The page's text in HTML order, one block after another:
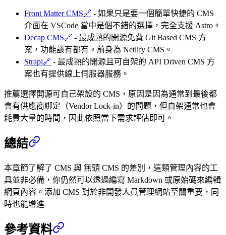
Front Matter CMS🔗 - 如果只是要一個簡單快捷的 CMS
介面在 VSCode 當中是個不錯的選擇，完全支援 Astro。
Decap CMS🔗 - 最成熟的開源免費 Git Based CMS 方
案，功能該有都有。前身為 Netlify CMS。
Strapi🔗 - 最成熟的開源且可自架的 API Driven CMS 方
案也有提供線上伺服器服務。
推薦選擇開源可自己架設的 CMS，原因是因為通常到最後都
會有供應商綁定（Vendor Lock-in）的問題，但自架通常也會
耗費大量的時間，因此依照當下需求評估即可。
總結
本章節了解了 CMS 與 無頭 CMS 的差別，這類管理內容的工
具並非必備，你仍然可以透過編寫 Markdown 或原始碼來編輯
網頁內容。添加 CMS 對於非開發人員管理網站至關重要，同
時也能增進
參考資料